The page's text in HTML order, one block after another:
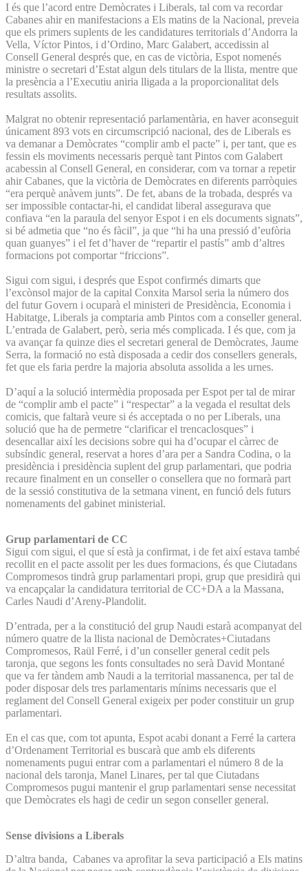
I és que l’acord entre Demòcrates i Liberals, tal com va recordar
Cabanes ahir en manifestacions a Els matins de la Nacional, preveia
que els primers suplents de les candidatures territorials d’Andorra la
Vella, Víctor Pintos, i d’Ordino, Marc Galabert, accedissin al
Consell General després que, en cas de victòria, Espot nomenés
ministre o secretari d’Estat algun dels titulars de la llista, mentre que
la presència a l’Executiu aniria lligada a la proporcionalitat dels
resultats assolits.
Malgrat no obtenir representació parlamentària, en haver aconseguit
únicament 893 vots en circumscripció nacional, des de Liberals es
va demanar a Demòcrates “complir amb el pacte” i, per tant, que es
fessin els moviments necessaris perquè tant Pintos com Galabert
acabessin al Consell General, en considerar, com va tornar a repetir
ahir Cabanes, que la victòria de Demòcrates en diferents parròquies
“era perquè anàvem junts”. De fet, abans de la trobada, després va
ser impossible contactar-hi, el candidat liberal assegurava que
confiava “en la paraula del senyor Espot i en els documents signats”,
si bé admetia que “no és fàcil”, ja que “hi ha una pressió d’eufòria
quan guanyes” i el fet d’haver de “repartir el pastís” amb d’altres
formacions pot comportar “friccions”.
Sigui com sigui, i després que Espot confirmés dimarts que
l’excònsol major de la capital Conxita Marsol seria la número dos
del futur Govern i ocuparà el ministeri de Presidència, Economia i
Habitatge, Liberals ja comptaria amb Pintos com a conseller general.
L’entrada de Galabert, però, seria més complicada. I és que, com ja
va avançar fa quinze dies el secretari general de Demòcrates, Jaume
Serra, la formació no està disposada a cedir dos consellers generals,
fet que els faria perdre la majoria absoluta assolida a les urnes.
D’aquí a la solució intermèdia proposada per Espot per tal de mirar
de “complir amb el pacte” i “respectar” a la vegada el resultat dels
comicis, que faltarà veure si és acceptada o no per Liberals, una
solució que ha de permetre “clarificar el trencaclosques” i
desencallar així les decisions sobre qui ha d’ocupar el càrrec de
subsíndic general, reservat a hores d’ara per a Sandra Codina, o la
presidència i presidència suplent del grup parlamentari, que podria
recaure finalment en un conseller o consellera que no formarà part
de la sessió constitutiva de la setmana vinent, en funció dels futurs
nomenaments del gabinet ministerial.
Grup parlamentari de CC
Sigui com sigui, el que sí està ja confirmat, i de fet així estava també
recollit en el pacte assolit per les dues formacions, és que Ciutadans
Compromesos tindrà grup parlamentari propi, grup que presidirà qui
va encapçalar la candidatura territorial de CC+DA a la Massana,
Carles Naudi d’Areny-Plandolit.
D’entrada, per a la constitució del grup Naudi estarà acompanyat del
número quatre de la llista nacional de Demòcrates+Ciutadans
Compromesos, Raül Ferré, i d’un conseller general cedit pels
taronja, que segons les fonts consultades no serà David Montané
que va fer tàndem amb Naudi a la territorial massanenca, per tal de
poder disposar dels tres parlamentaris mínims necessaris que el
reglament del Consell General exigeix per poder constituir un grup
parlamentari.
En el cas que, com tot apunta, Espot acabi donant a Ferré la cartera
d’Ordenament Territorial es buscarà que amb els diferents
nomenaments pugui entrar com a parlamentari el número 8 de la
nacional dels taronja, Manel Linares, per tal que Ciutadans
Compromesos pugui mantenir el grup parlamentari sense necessitat
que Demòcrates els hagi de cedir un segon conseller general.
Sense divisions a Liberals
D’altra banda, Cabanes va aprofitar la seva participació a Els matins